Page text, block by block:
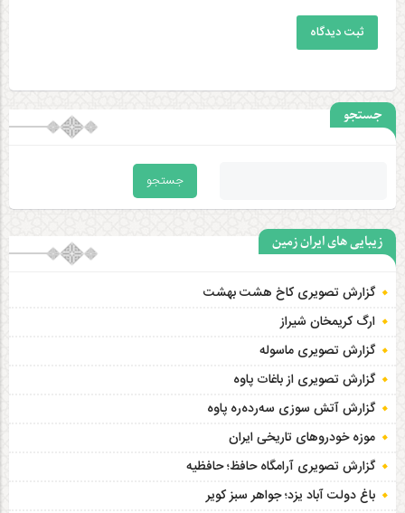
ثبت دیدگاه
جستجو
زیبایی های ایران زمین
گزارش تصویری کاخ هشت‌ بهشت
ارگ کریمخان شیراز
گزارش تصویری ماسوله
گزارش تصویری از باغات پاوه
گزارش آتش سوزی سەردەرە پاوه
موزه خودروهای تاریخی ایران
گزارش تصویری آرامگاه حافظ؛ حافظیه‎
باغ دولت آباد یزد؛ جواهر سبز کویر